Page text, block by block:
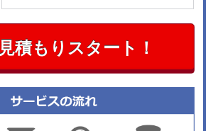
見積もりスタート！